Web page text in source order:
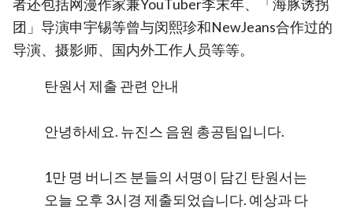
者还包括网漫作家兼YouTuber李末年、「海豚诱拐
团」导演申宇锡等曾与闵熙珍和NewJeans合作过的
导演、摄影师、国内外工作人员等等。
탄원서 제출 관련 안내
안녕하세요. 뉴진스 음원 총공팀입니다.
1만 명 버니즈 분들의 서명이 담긴 탄원서는
오늘 오후 3시경 제출되었습니다. 예상과 다